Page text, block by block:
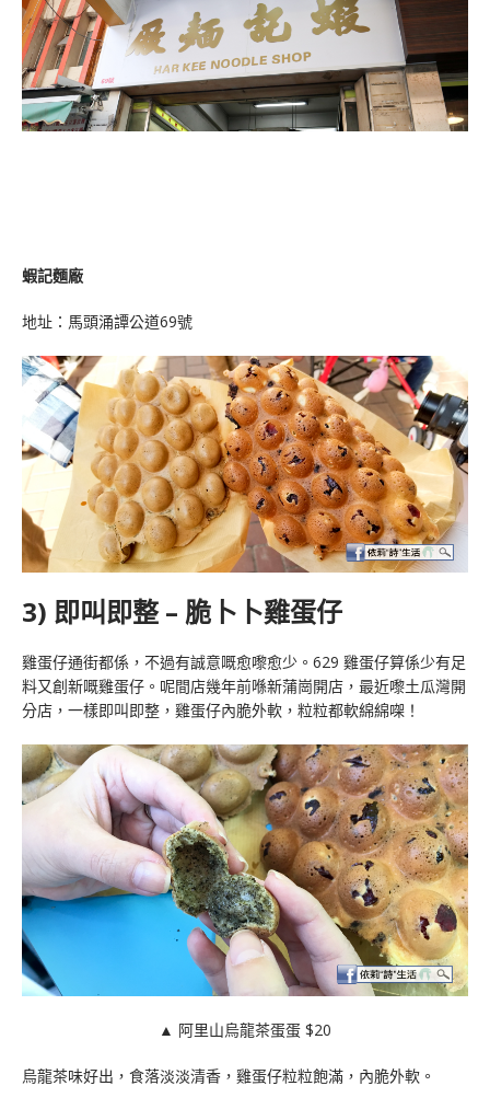
蝦記麵廠
地址： 馬頭涌譚公道69號
3) 即叫即整 – 脆卜卜雞蛋仔
雞蛋仔通街都係，不過有誠意嘅愈嚟愈少。629 雞蛋仔算係少有足
料又創新嘅雞蛋仔。呢間店幾年前喺新蒲崗開店，最近嚟土瓜灣開
分店，一樣即叫即整，雞蛋仔內脆外軟，粒粒都軟綿綿㗎！
▲ 阿里山烏龍茶蛋蛋 $20
烏龍茶味好出，食落淡淡清香，雞蛋仔粒粒飽滿，內脆外軟。